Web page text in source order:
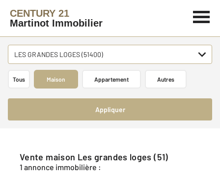
CENTURY 21
Martinot Immobilier
LES GRANDES LOGES (51400)
Tous Maison Appartement Autres
Appliquer
Vente maison Les grandes loges (51)
1 annonce immobilière :